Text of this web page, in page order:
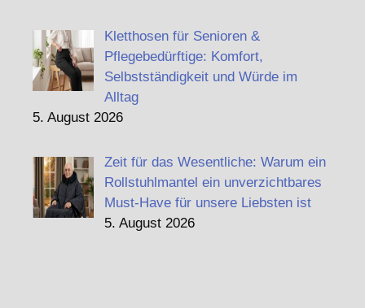
Kletthosen für Senioren &
Pflegebedürftige: Komfort,
Selbstständigkeit und Würde im
Alltag
5. August 2026
Zeit für das Wesentliche: Warum ein
Rollstuhlmantel ein unverzichtbares
Must-Have für unsere Liebsten ist
5. August 2026